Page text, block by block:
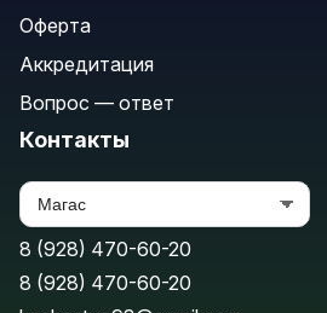
Оферта
Аккредитация
Вопрос — ответ
Контакты
8 (928) 470-60-20
8 (928) 470-60-20